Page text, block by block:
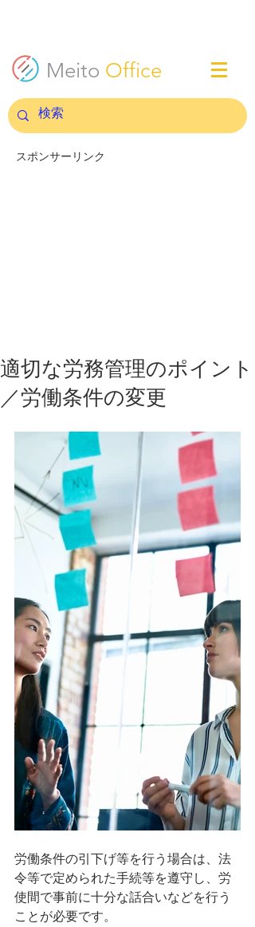
Meito Office
スポンサーリンク
適切な労務管理のポイント
／労働条件の変更
労働条件の引下げ等を行う場合は、法
令等で定められた手続等を遵守し、労
使間で事前に十分な話合いなどを行う
ことが必要です。